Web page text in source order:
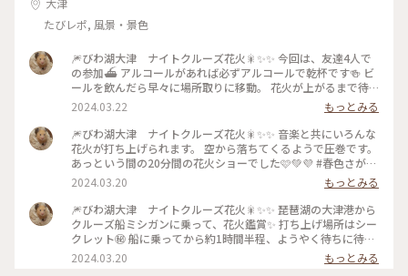
大津
たびレポ, 風景・景色
🎆びわ湖大津 ナイトクルーズ花火🎇✨✨ 今回は、友達4人で
の参加⛴️ アルコールがあれば必ずアルコールで乾杯です🍻 ビ
ールを飲んだら早々に場所取りに移動。 花火が上がるまで待
ち遠しかったですが、おしゃべりしながら湖岸を見ながら… 暗
かったので、船がどこ辺りにいるのかよくわかりませんでした
が、美しい景色を見ることができました。 この日の日中は暖
かかったですが夜は湖の上ということもあり、それなりに寒か
ったので、ジャンパーを着ていて正解でした。 次のクルーズ
花火は5月の予定だそうです🗓️ ♪⋆｡:ﾟ #春色さがし #滋賀 #琵琶
湖 #大津 #大津港 #ミシガン #びわ湖大津ナイトクルーズ花火 #
湖上で乾杯🍻
2024.03.22
もっとみる
🎆びわ湖大津 ナイトクルーズ花火🎇✨✨ 音楽と共にいろんな
花火が打ち上げられます。 空から落ちてくるようで圧巻です。
あっという間の20分間の花火ショーでした🩷💚💜 #春色さがし
#滋賀 #琵琶湖 #大津 #大津港 #ミシガン #びわ湖大津ナイトク
ルーズ花火 #空から花火が降って来ました✨
2024.03.20
もっとみる
🎆びわ湖大津 ナイトクルーズ花火🎇✨✨ 琵琶湖の大津港から
クルーズ船ミシガンに乗って、花火鑑賞✨ 打ち上げ場所はシー
クレット㊙️ 船に乗ってから約1時間半程、ようやく待ちに待っ
た花火が上がります。 邪魔するものが何もなく、湖面にも大き
く映るのでもう大迫力🎆🎇✨ 色とりどりの花火が絶え間なく打
2024.03.20 もっとみる